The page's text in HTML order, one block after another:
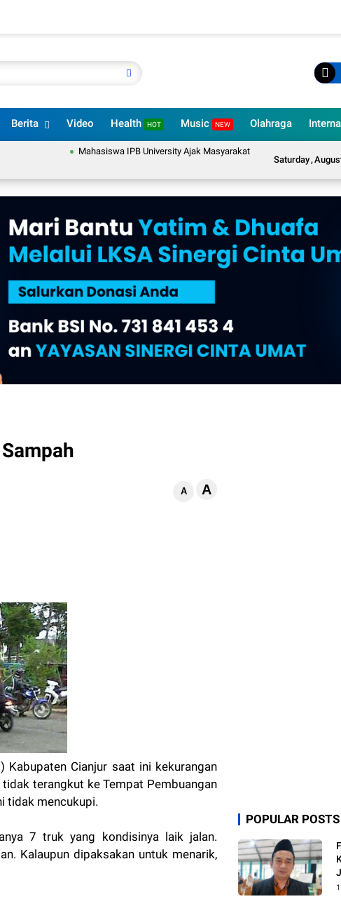
Berita Video Health HOT Music NEW Olahraga
Saturday,
Mahasiswa IPB University Ajak Masyarakat Desa Sukarame Mengubah
A A
Kabupaten Cianjur saat ini kekurangan
terangkut ke Tempat Pembuangan
tidak mencukupi.
7 truk yang kondisinya laik jalan.
Kalaupun dipaksakan untuk menarik,
POPULAR POSTS